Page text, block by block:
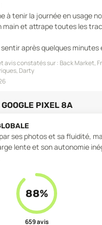
à tenir la journée en usage
main et attrape toutes les
après quelques minutes
avis constatés sur : Back Market,
Darty
GOOGLE PIXEL 8A
ses photos et sa fluidité,
lente et son autonomie
88%
659avis